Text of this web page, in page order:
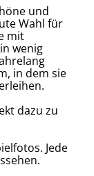
und
Wahl für
mit
wenig
in dem sie
dazu zu
Jede